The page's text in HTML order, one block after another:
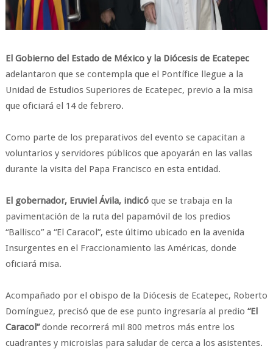
El Gobierno del Estado de México y la Diócesis de Ecatepec
adelantaron que se contempla que el Pontífice llegue a la
Unidad de Estudios Superiores de Ecatepec, previo a la misa
que oficiará el 14 de febrero.
Como parte de los preparativos del evento se capacitan a
voluntarios y servidores públicos que apoyarán en las vallas
durante la visita del Papa Francisco en esta entidad.
El gobernador, Eruviel Ávila, indicó que se trabaja en la
pavimentación de la ruta del papamóvil de los predios
“Ballisco” a “El Caracol”, este último ubicado en la avenida
Insurgentes en el Fraccionamiento las Américas, donde
oficiará misa.
Acompañado por el obispo de la Diócesis de Ecatepec, Roberto
Domínguez, precisó que de ese punto ingresaría al predio “El
Caracol”donde recorrerá mil 800 metros más entre los
cuadrantes y microislas para saludar de cerca a los asistentes.